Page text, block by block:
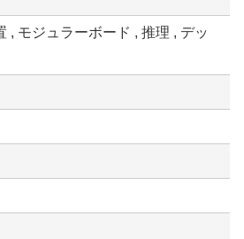
, モジュラーボード , 推理 , デッ